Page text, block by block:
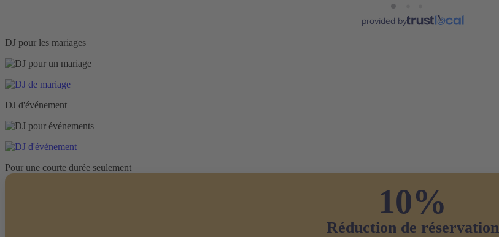
provided by
DJ pour les mariages
DJ d'événement
Pour une courte durée seulement
10%
Réduction de réservation